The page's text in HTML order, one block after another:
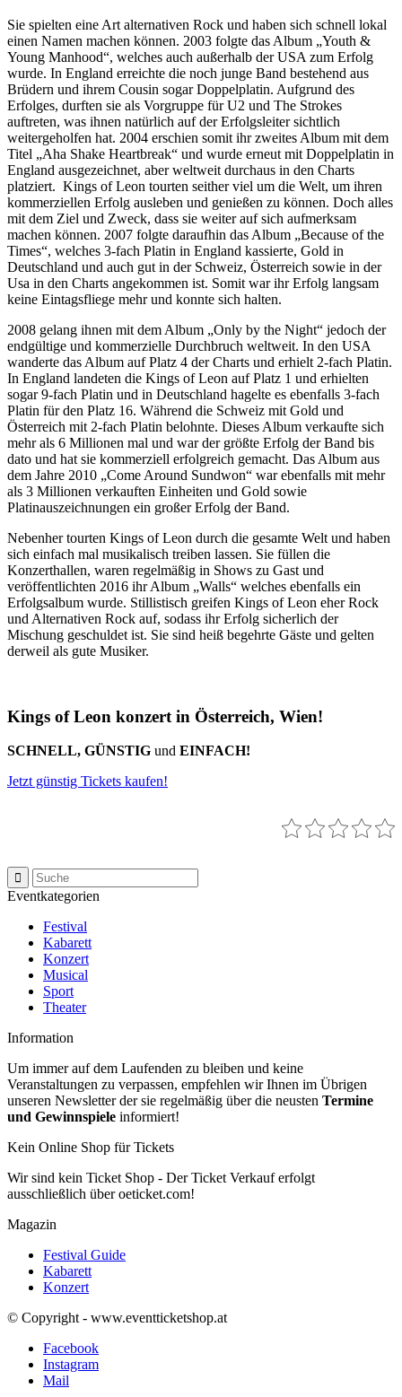
Sie spielten eine Art alternativen Rock und haben sich schnell lokal
einen Namen machen können. 2003 folgte das Album „Youth &
Young Manhood“, welches auch außerhalb der USA zum Erfolg
wurde. In England erreichte die noch junge Band bestehend aus
Brüdern und ihrem Cousin sogar Doppelplatin. Aufgrund des
Erfolges, durften sie als Vorgruppe für U2 und The Strokes
auftreten, was ihnen natürlich auf der Erfolgsleiter sichtlich
weitergeholfen hat. 2004 erschien somit ihr zweites Album mit dem
Titel „Aha Shake Heartbreak“ und wurde erneut mit Doppelplatin in
England ausgezeichnet, aber weltweit durchaus in den Charts
platziert. Kings of Leon tourten seither viel um die Welt, um ihren
kommerziellen Erfolg ausleben und genießen zu können. Doch alles
mit dem Ziel und Zweck, dass sie weiter auf sich aufmerksam
machen können. 2007 folgte daraufhin das Album „Because of the
Times“, welches 3-fach Platin in England kassierte, Gold in
Deutschland und auch gut in der Schweiz, Österreich sowie in der
Usa in den Charts angekommen ist. Somit war ihr Erfolg langsam
keine Eintagsfliege mehr und konnte sich halten.
2008 gelang ihnen mit dem Album „Only by the Night“ jedoch der
endgültige und kommerzielle Durchbruch weltweit. In den USA
wanderte das Album auf Platz 4 der Charts und erhielt 2-fach Platin.
In England landeten die Kings of Leon auf Platz 1 und erhielten
sogar 9-fach Platin und in Deutschland hagelte es ebenfalls 3-fach
Platin für den Platz 16. Während die Schweiz mit Gold und
Österreich mit 2-fach Platin belohnte. Dieses Album verkaufte sich
mehr als 6 Millionen mal und war der größte Erfolg der Band bis
dato und hat sie kommerziell erfolgreich gemacht. Das Album aus
dem Jahre 2010 „Come Around Sundwon“ war ebenfalls mit mehr
als 3 Millionen verkauften Einheiten und Gold sowie
Platinauszeichnungen ein großer Erfolg der Band.
Nebenher tourten Kings of Leon durch die gesamte Welt und haben
sich einfach mal musikalisch treiben lassen. Sie füllen die
Konzerthallen, waren regelmäßig in Shows zu Gast und
veröffentlichten 2016 ihr Album „Walls“ welches ebenfalls ein
Erfolgsalbum wurde. Stillistisch greifen Kings of Leon eher Rock
und Alternativen Rock auf, sodass ihr Erfolg sicherlich der
Mischung geschuldet ist. Sie sind heiß begehrte Gäste und gelten
derweil als gute Musiker.
Kings of Leon konzert in Österreich, Wien!
SCHNELL, GÜNSTIG und EINFACH!
Jetzt günstig Tickets kaufen!
Eventkategorien
Festival
Kabarett
Konzert
Musical
Sport
Theater
Information
Um immer auf dem Laufenden zu bleiben und keine
Veranstaltungen zu verpassen, empfehlen wir Ihnen im Übrigen
unseren Newsletter der sie regelmäßig über die neusten Termine
und Gewinnspiele informiert!
Kein Online Shop für Tickets
Wir sind kein Ticket Shop - Der Ticket Verkauf erfolgt
ausschließlich über oeticket.com!
Magazin
Festival Guide
Kabarett
Konzert
© Copyright - www.eventticketshop.at
Facebook
Instagram
Mail